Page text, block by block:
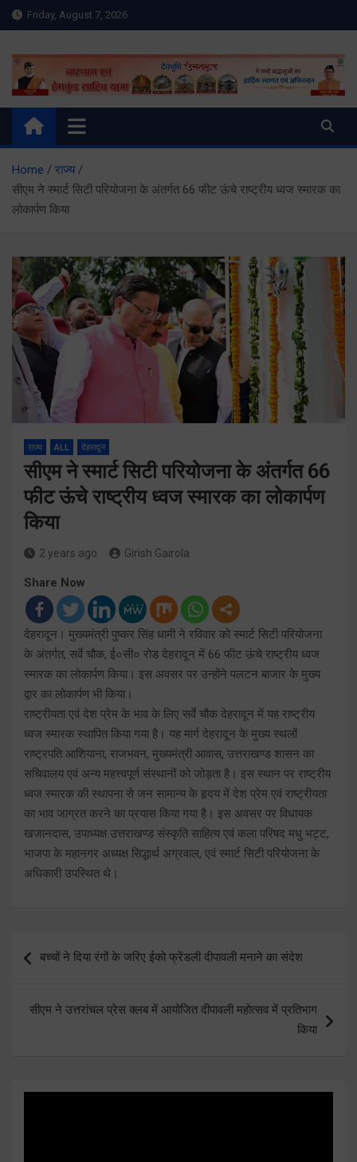
Skip
to
Friday, August 7, 2026
Meru Raibar | Uttarakhand
News | Uttarkashi News
meruraibar.com
Home
राज्य
सीएम ने स्मार्ट सिटी परियोजना के अंतर्गत 66 फीट ऊंचे राष्ट्रीय ध्वज स्मारक का
लोकार्पण किया
राज्य ALL देहरादून
सीएम ने स्मार्ट सिटी परियोजना के अंतर्गत 66
फीट ऊंचे राष्ट्रीय ध्वज स्मारक का लोकार्पण
किया
2 years ago Girish Gairola
Share Now
देहरादून। मुख्यमंत्री पुष्कर सिंह धामी ने रविवार को स्मार्ट सिटी परियोजना
के अंतर्गत, सर्वे चौक, ई०सी० रोड देहरादून में 66 फीट ऊंचे राष्ट्रीय ध्वज
स्मारक का लोकार्पण किया। इस अवसर पर उन्होंने पलटन बाजार के मुख्य
द्वार का लोकार्पण भी किया।
राष्ट्रीयता एवं देश प्रेम के भाव के लिए सर्वे चौक देहरादून में यह राष्ट्रीय
ध्वज स्मारक स्थापित किया गया है। यह मार्ग देहरादून के मुख्य स्थलों
राष्ट्रपति आशियाना, राजभवन, मुख्यमंत्री आवास, उत्तराखण्ड शासन का
सचिवालय एवं अन्य महत्त्वपूर्ण संस्थानों को जोड़ता है। इस स्थान पर राष्ट्रीय
ध्वज स्मारक की स्थापना से जन सामान्य के हृदय में देश प्रेम एवं राष्ट्रीयता
का भाव जाग्रत करने का प्रयास किया गया है। इस अवसर पर विधायक
खजानदास, उपाध्यक्ष उत्तराखण्ड संस्कृति साहित्य एवं कला परिषद मधु भट्ट,
भाजपा के महानगर अध्यक्ष सिद्धार्थ अग्रवाल, एवं स्मार्ट सिटी परियोजना के
अधिकारी उपस्थित थे।
navigation
बच्चों ने दिया रंगों के जरिए ईको फ्रेंडली दीपावली मनाने का संदेश
सीएम ने उत्तरांचल प्रेस क्लब में आयोजित दीपावली महोत्सव में प्रतिभाग
किया